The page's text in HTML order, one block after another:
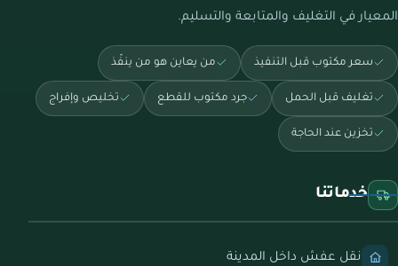
المعيار في التغليف والمتابعة والتسليم.
سعر مكتوب قبل التنفيذ من يعاين هو من ينفّذ
تغليف قبل الحمل جرد مكتوب للقطع تخليص وإفراج
تخزين عند الحاجة
خدماتنا
نقل عفش داخل المدينة